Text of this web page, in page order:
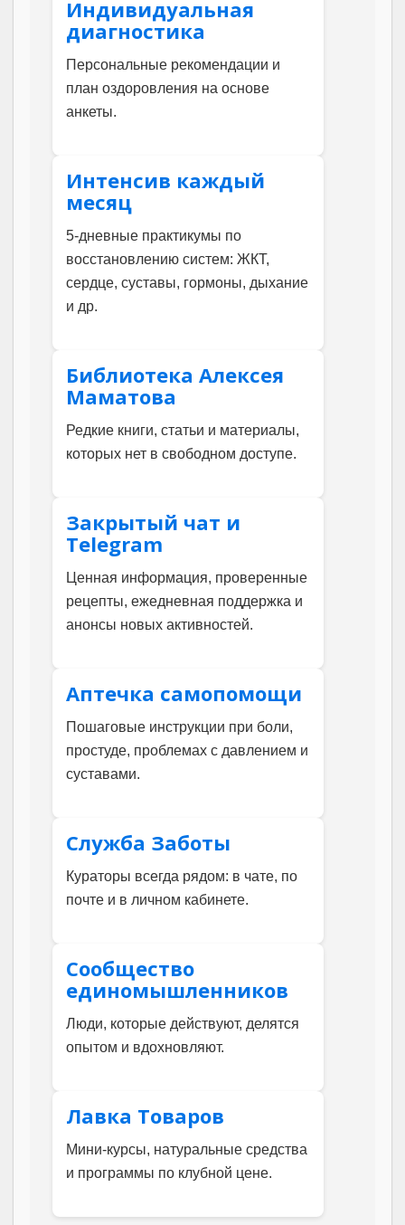
Индивидуальная
диагностика
Персональные рекомендации и
план оздоровления на основе
анкеты.
Интенсив каждый
месяц
5-дневные практикумы по
восстановлению систем: ЖКТ,
сердце, суставы, гормоны, дыхание
и др.
Библиотека Алексея
Маматова
Редкие книги, статьи и материалы,
которых нет в свободном доступе.
Закрытый чат и
Telegram
Ценная информация, проверенные
рецепты, ежедневная поддержка и
анонсы новых активностей.
Аптечка самопомощи
Пошаговые инструкции при боли,
простуде, проблемах с давлением и
суставами.
Служба Заботы
Кураторы всегда рядом: в чате, по
почте и в личном кабинете.
Сообщество
единомышленников
Люди, которые действуют, делятся
опытом и вдохновляют.
Лавка Товаров
Мини-курсы, натуральные средства
и программы по клубной цене.